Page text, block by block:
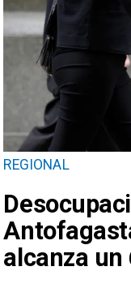
REGIONAL
alcanza un